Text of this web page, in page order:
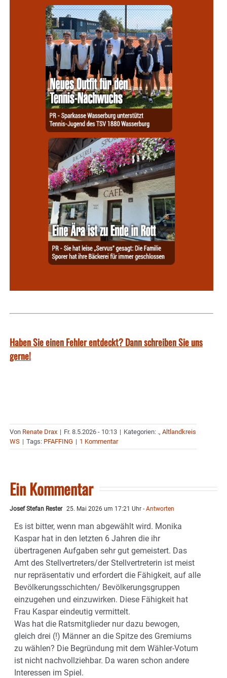
Haben Sie einen Fehler entdeckt? Dann schreiben Sie uns
gerne!
Von Renate Drax | Fr. 8.5.2026 - 10:13 | Kategorien: ., Altlandkreis
WS | Tags: PFAFFING | 1 Kommentar
Ein Kommentar
Josef Stefan Rester 25. Mai 2026 um 17:21 Uhr - Antworten
Es ist bitter, wenn man abgewählt wird. Monika
Kaspar hat in den letzten 6 Jahren die ihr
übertragenen Aufgaben sehr gut gemeistert. Das
Amt des Stellvertreters/der Stellvertreterin ist meist
nur repräsentativ und erfordert die Fähigkeit, auf alle
Bevölkerungsschichten/ Bevölkerungsgruppen
einzugehen und einzuwirken. Diese Fähigkeit hat
Frau Kaspar eindeutig vermittelt.
Was hat die Ratsmitglieder nur dazu bewogen,
gleich drei (!) Männer an die Spitze des Gremiums
zu wählen? Die Begründung mit dem Wähler-Votum
ist nicht nachvollziehbar. Da waren schon andere
Interessen im Spiel.